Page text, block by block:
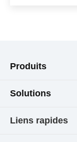
Produits
Solutions
Liens rapides